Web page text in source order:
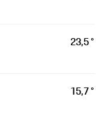
23,5 °
15,7 °